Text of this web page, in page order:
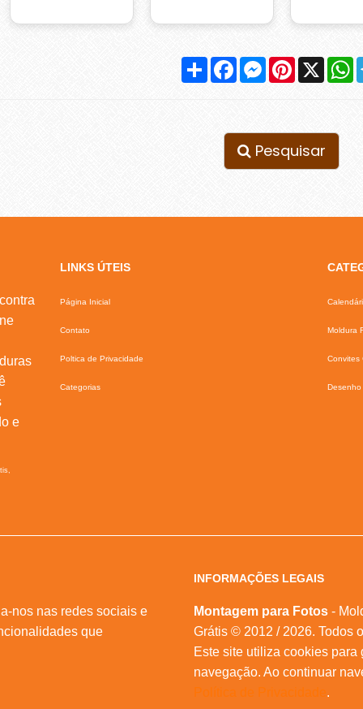
Compartilhar
FacebookMessenger
Pinterest
X
Pesquisar
e
LINKS ÚTEIS
Página Inicial
Contato
Poltica de Privacidade
Categorias
Moldura
Convites
Desenho
nos nas redes sociais e
que
INFORMAÇÕES LEGAIS
Montagem para Fotos -
Grátis © 2012 / 2026. Todos
Este site utiliza cookies
navegação. Ao continuar
Política de Privacidade.